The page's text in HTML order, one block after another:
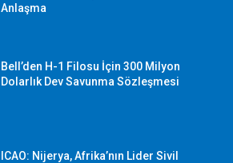
Anlaşma
Bell’den H-1 Filosu İçin 300 Milyon
Dolarlık Dev Savunma Sözleşmesi
ICAO: Nijerya, Afrika’nın Lider Sivil